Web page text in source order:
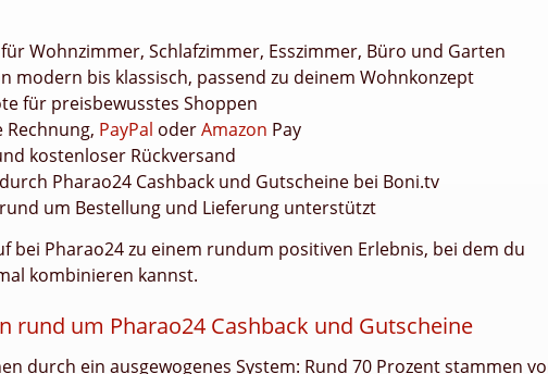
Wohnzimmer, Schlafzimmer, Esszimmer, Büro und Garten
modern bis klassisch, passend zu deinem Wohnkonzept
für preisbewusstes Shoppen
Rechnung, PayPal oderAmazon Pay
kostenloser Rückversand
Pharao24 Cashback und Gutscheine bei Boni.tv
um Bestellung und Lieferung unterstützt
bei Pharao24 zu einem rundum positiven Erlebnis, bei dem du
kombinieren kannst.
rund um Pharao24 Cashback und Gutscheine
durch ein ausgewogenes System: Rund 70 Prozent stammen